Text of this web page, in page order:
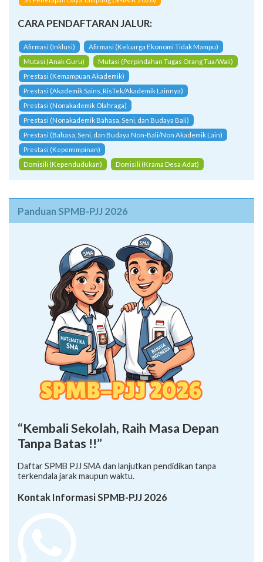
CARA PENDAFTARAN JALUR:
Afirmasi (Inklusi)
Afirmasi (Keluarga Ekonomi Tidak Mampu)
Mutasi (Anak Guru)
Mutasi (Perpindahan Tugas Orang Tua/Wali)
Prestasi (Kemampuan Akademik)
Prestasi (Akademik Sains, RisTek/Akademik Lainnya)
Prestasi (Nonakademik Olahraga)
Prestasi (Nonakademik Bahasa, Seni, dan Budaya Bali)
Prestasi (Bahasa, Seni, dan Budaya Non-Bali/Non Akademik Lain)
Prestasi (Kepemimpinan)
Domisili (Kependudukan)
Domisili (Krama Desa Adat)
Panduan SPMB-PJJ 2026
“Kembali Sekolah, Raih Masa Depan
Tanpa Batas !!”
Daftar SPMB PJJ SMA dan lanjutkan pendidikan tanpa
terkendala jarak maupun waktu.
Kontak Informasi SPMB-PJJ 2026